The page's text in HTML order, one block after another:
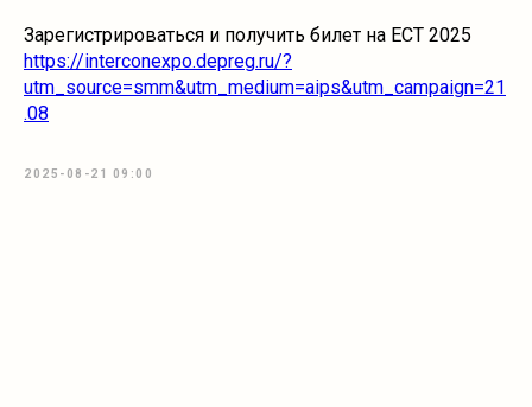
Зарегистрироваться и получить билет на ECT 2025
https://interconexpo.depreg.ru/?
utm_source=smm&utm_medium=aips&utm_campaign=21
.08
2025-08-21 09:00